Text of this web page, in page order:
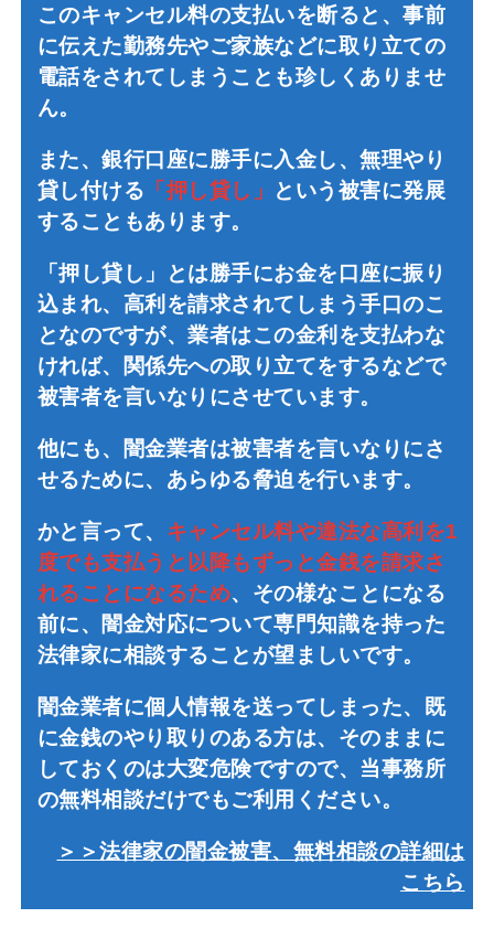
このキャンセル料の支払いを断ると、事前
に伝えた勤務先やご家族などに取り立ての
電話をされてしまうことも珍しくありませ
ん。
また、銀行口座に勝手に入金し、無理やり
貸し付ける 「押し貸し」
という被害に発展
することもあります。
「押し貸し」とは勝手にお金を口座に振り
込まれ、高利を請求されてしまう手口のこ
となのですが、業者はこの金利を支払わな
ければ、関係先への取り立てをするなどで
被害者を言いなりにさせています。
他にも、闇金業者は被害者を言いなりにさ
せるために、あらゆる脅迫を行います。
かと言って、 キャンセル料や違法な高利を1
度でも支払うと以降もずっと金銭を請求さ
れることになるため、その様なことになる
前に、闇金対応について専門知識を持った
法律家に相談することが望ましいです。
闇金業者に個人情報を送ってしまった、既
に金銭のやり取りのある方は、そのままに
しておくのは大変危険ですので、当事務所
の無料相談だけでもご利用ください。
＞＞法律家の闇金被害、無料相談の詳細は
こちら